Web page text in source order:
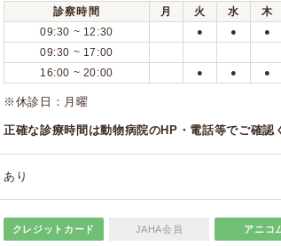
診察時間 月 火 水 木
09:30 ~ 12:30
● ● ●
09:30 ~ 17:00
16:00 ~ 20:00 ● ● ●
※休診日：月曜
正確な診療時間は動物病院のHP・電話等でご確認
あり
クレジットカード JAHA会員 アニコ